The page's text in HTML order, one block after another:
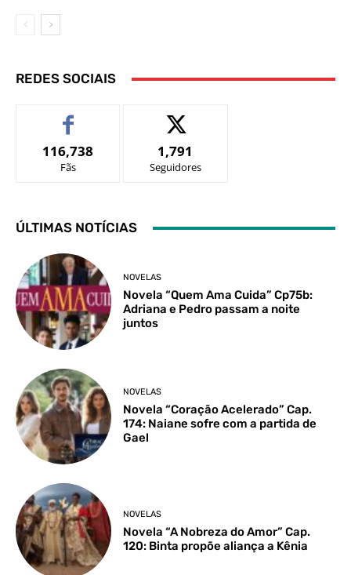
REDES SOCIAIS
116,738
Fãs
1,791
Seguidores
ÚLTIMAS NOTÍCIAS
NOVELAS
Novela “Quem Ama Cuida” Cp75b:
Adriana e Pedro passam a noite
juntos
NOVELAS
Novela “Coração Acelerado” Cap.
174: Naiane sofre com a partida de
Gael
NOVELAS
Novela “A Nobreza do Amor” Cap.
120: Binta propõe aliança a Kênia